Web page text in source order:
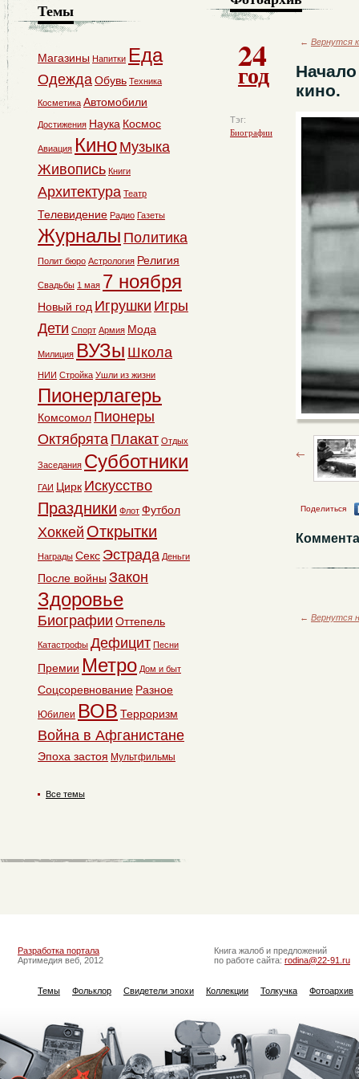
24
год
Тэг:
Биографии
← Вернутся
кино.
Поделиться
← Вернутся
Темы
Магазины Напитки Еда
ОдеждаОбувь Техника
Косметика Автомобили
Достижения Наука Космос
Авиация Кино Музыка
Живопись Книги
Архитектура Театр
Телевидение Радио Газеты
Журналы Политика
Полит бюро Астрология Религия
Свадьбы 1 мая 7 ноября
Новый год Игрушки Игры
Дети Спорт Армия Мода
Милиция ВУЗы Школа
НИИ Стройка Ушли из жизни
Пионерлагерь
Комсомол Пионеры
Октябрята Плакат Отдых
Заседания Субботники
ГАИ Цирк Искусство
Праздники Флот Футбол
Хоккей Открытки
Награды Секс Эстрада Деньги
После войны Закон
Здоровье
Биографии Оттепель
Катастрофы Дефицит Песни
Премии Метро Дом и быт
Соцсоревнование Разное
Юбилеи ВОВ Терроризм
Война в Афганистане
Эпоха застоя Мультфильмы
Все темы
Разработка портала
Артимедия веб, 2012
Книга жалоб и предложений
по работе сайта: rodina@22-91.ru
Темы Фольклор Свидетели эпохи Коллекции Толкучка Фотоархив